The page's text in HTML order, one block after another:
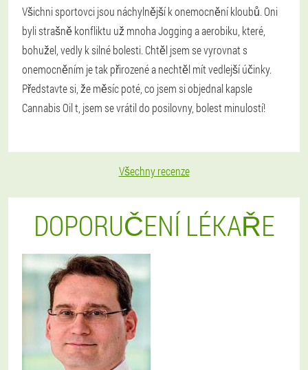
Všichni sportovci jsou náchylnější k onemocnění kloubů. Oni
byli strašně konfliktu už mnoha Jogging a aerobiku, které,
bohužel, vedly k silné bolesti. Chtěl jsem se vyrovnat s
onemocněním je tak přirozené a nechtěl mít vedlejší účinky.
Představte si, že měsíc poté, co jsem si objednal kapsle
Cannabis Oil t, jsem se vrátil do posilovny, bolest minulostí!
Všechny recenze
DOPORUČENÍ LÉKAŘE